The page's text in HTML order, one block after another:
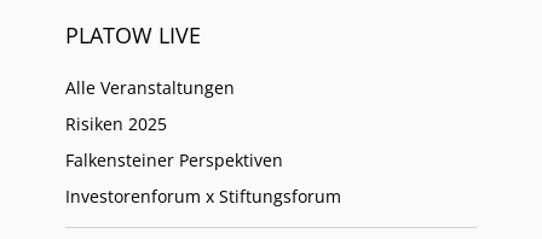
PLATOW LIVE
Alle Veranstaltungen
Risiken 2025
Falkensteiner Perspektiven
Investorenforum x Stiftungsforum